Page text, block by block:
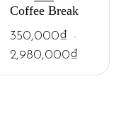
Coffee Break
350,000₫ –
2,980,000₫